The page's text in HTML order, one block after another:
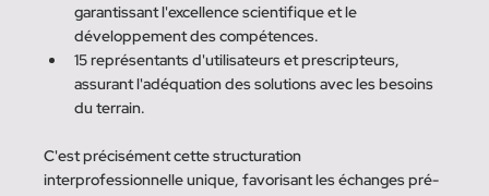
garantissant l'excellence scientifique et le
développement des compétences.
15 représentants d'utilisateurs et prescripteurs,
assurant l'adéquation des solutions avec les besoins
du terrain.
C'est précisément cette structuration
interprofessionnelle unique, favorisant les échanges pré-